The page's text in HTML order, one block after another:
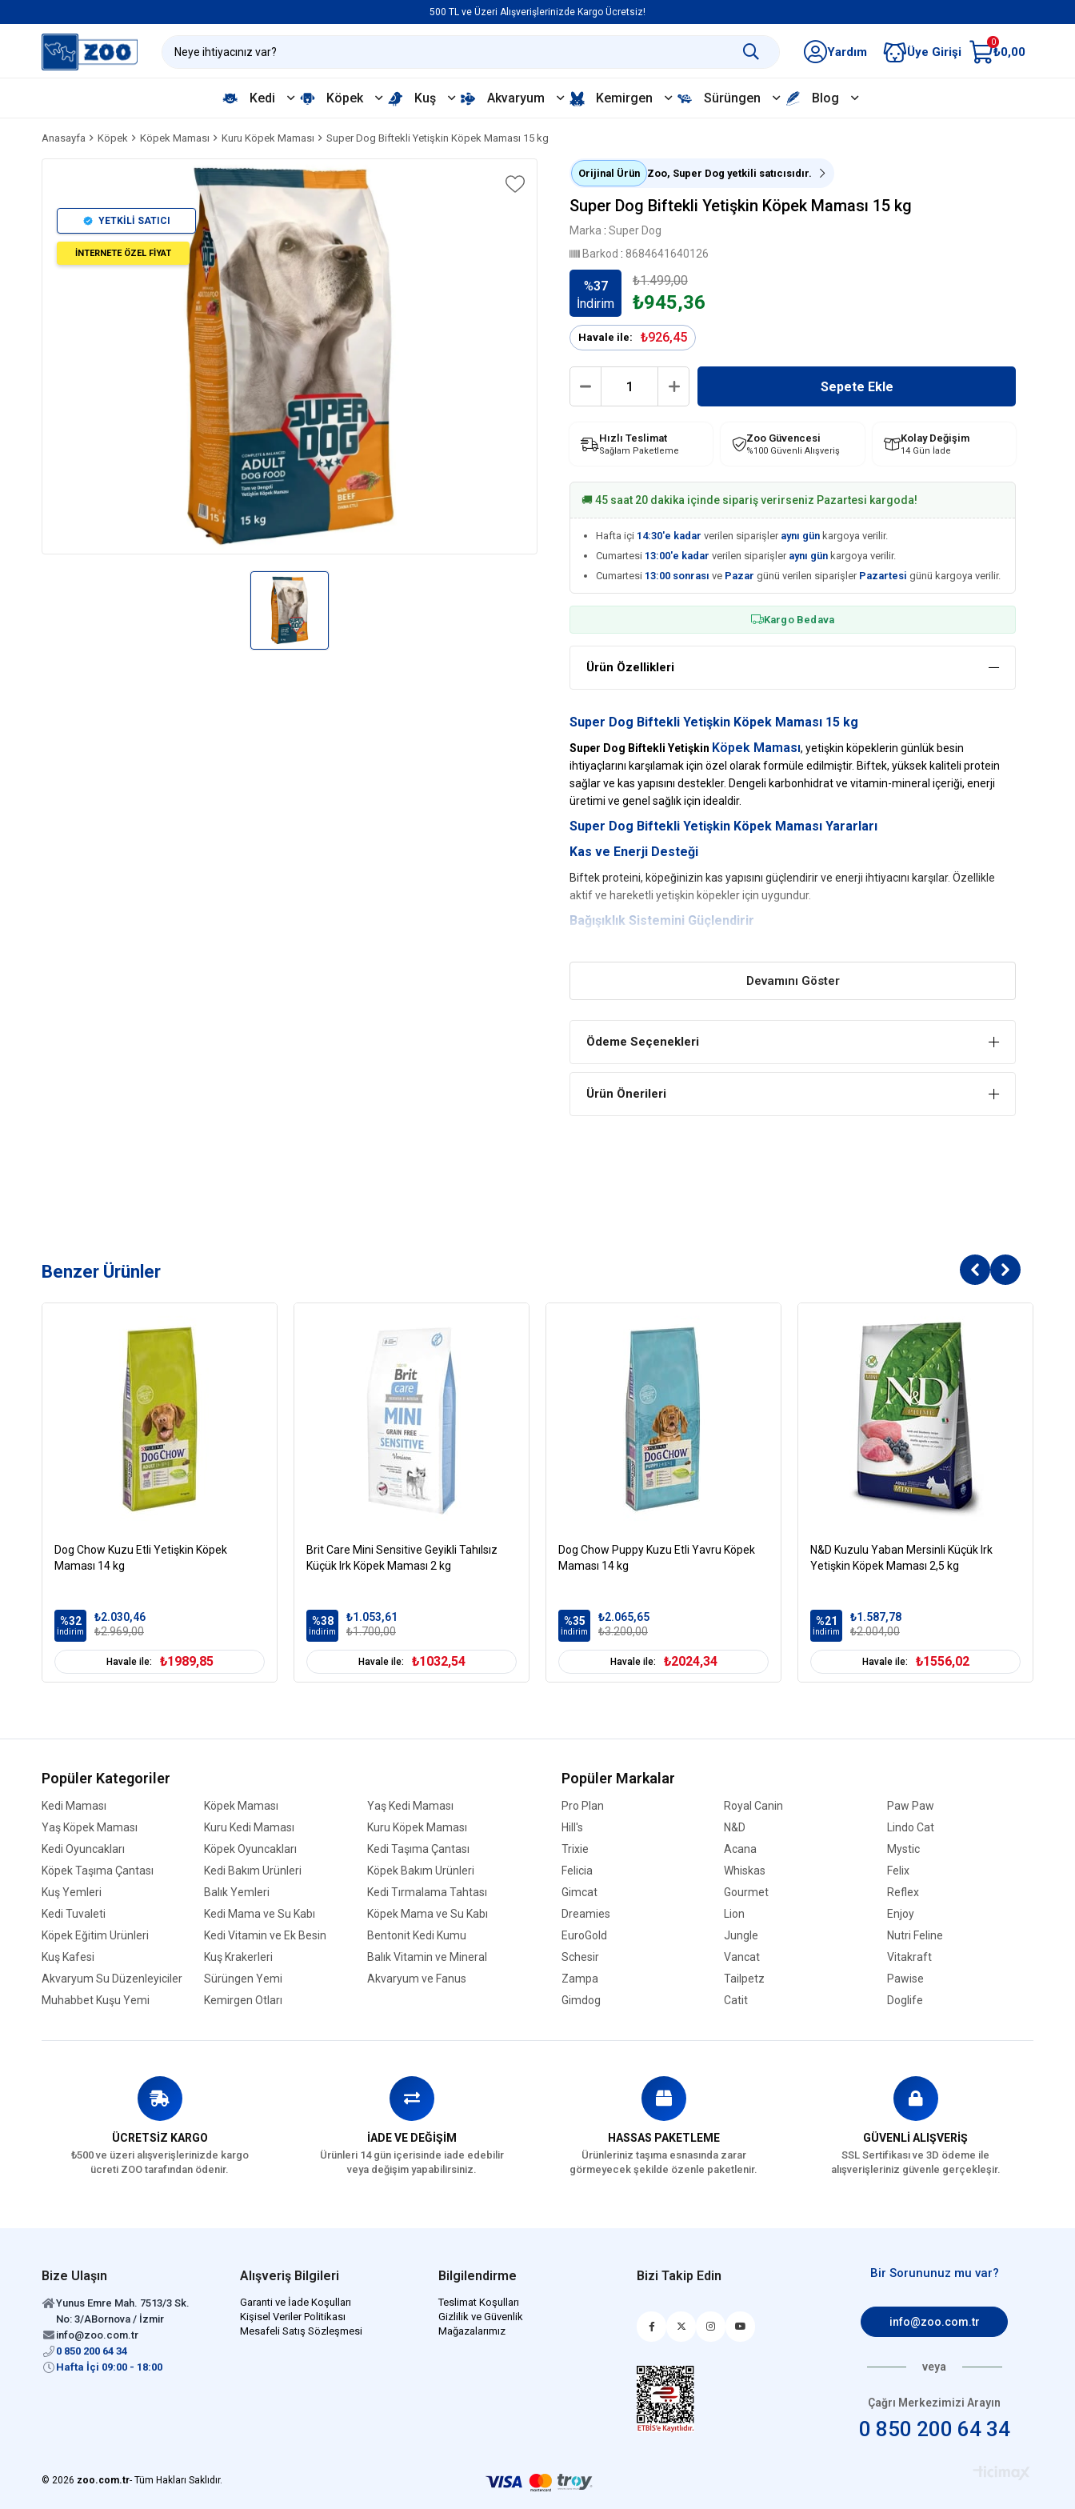
500 TL ve Üzeri Alışverişlerinizde Kargo Ücretsiz!
Yardım Üye Girişi
0
₺0,00
Kedi Köpek Kuş Akvaryum Kemirgen Sürüngen Blog
Anasayfa Köpek Köpek Maması Kuru Köpek Maması Super Dog Biftekli Yetişkin Köpek Maması 15 kg
YETKİLİ SATICI
İNTERNETE ÖZEL FİYAT
Orijinal Ürün Zoo, Super Dog yetkili satıcısıdır.
Super Dog Biftekli Yetişkin Köpek Maması 15 kg
Marka : Super Dog
Barkod : 8684641640126
%37
İndirim
₺1.499,00
₺945,36
Havale ile: ₺926,45
Hızlı Teslimat
Sağlam Paketleme
Zoo Güvencesi
%100 Güvenli Alışveriş
Kolay Değişim
14 Gün İade
🚚 45 saat 20 dakika içinde sipariş verirseniz Pazartesi kargoda!
Hafta içi 14:30'e kadar verilen siparişler aynı gün kargoya verilir.
Cumartesi 13:00'e kadar verilen siparişler aynı gün kargoya verilir.
Cumartesi 13:00 sonrası ve Pazar günü verilen siparişler Pazartesi günü kargoya verilir.
Kargo Bedava
Ürün Özellikleri
Super Dog Biftekli Yetişkin Köpek Maması 15 kg
Super Dog Biftekli Yetişkin Köpek Maması, yetişkin köpeklerin günlük besin
ihtiyaçlarını karşılamak için özel olarak formüle edilmiştir. Biftek, yüksek kaliteli protein
sağlar ve kas yapısını destekler. Dengeli karbonhidrat ve vitamin-mineral içeriği, enerji
üretimi ve genel sağlık için idealdir.
Super Dog Biftekli Yetişkin Köpek Maması Yararları
Kas ve Enerji Desteği
Biftek proteini, köpeğinizin kas yapısını güçlendirir ve enerji ihtiyacını karşılar. Özellikle
aktif ve hareketli yetişkin köpekler için uygundur.
Bağışıklık Sistemini Güçlendirir
hastalıklara karşı direnci artırır ve genel sağlık durumunu iyileştirir.
Sindirim Sistemi Dostu Formül
uygundur. Bağırsak sağlığını destekler ve besin emilimini optimize eder.
ve kuruluk gibi problemleri önler.
Vitamin A: 3.000 IU
Vitamin D3: 300 IU
Vitamin E: 40 mg
Çinko: 12 mg
Manganez: 3 mg
Bakır: 1 mg
İyot: 0,4 mg
Demir: 10 mg
Taurin: 500 mg
Protein: %24
Yağ: %12
Kül: %7
Nem: %10
Omega-3: %0,5
Omega-6: %2,0
Köpek Maması Tahıl
Tüm Irklara Uygun
Köpek Maması İçerik Sığır
Köpek Maması Paket
Boyutu
11-15 kg
Köpek Irk Özelliği Tümüne Uygun
Devamını Göster
Ödeme Seçenekleri
Ürün Önerileri
Benzer Ürünler
Dog Chow Kuzu Etli Yetişkin Köpek
Maması 14 kg
%32
İndirim
₺2.030,46
₺2.969,00
Havale ile: ₺1989,85
Brit Care Mini Sensitive Geyikli Tahılsız
Küçük Irk Köpek Maması 2 kg
%38
İndirim
₺1.053,61
₺1.700,00
Havale ile: ₺1032,54
Dog Chow Puppy Kuzu Etli Yavru Köpek
Maması 14 kg
%35
İndirim
₺2.065,65
₺3.200,00
Havale ile: ₺2024,34
N&D Kuzulu Yaban Mersinli Küçük Irk
Yetişkin Köpek Maması 2,5 kg
%21
İndirim
₺1.587,78
₺2.004,00
Havale ile: ₺1556,02
Popüler Kategoriler
Kedi Maması Köpek Maması
Yaş Kedi Maması
Yaş Köpek Maması
Kuru Kedi Maması
Kuru Köpek Maması
Kedi Oyuncakları
Köpek Oyuncakları
Kedi Taşıma Çantası
Köpek Taşıma Çantası
Kedi Bakım Ürünleri
Köpek Bakım Ürünleri
Kuş Yemleri
Balık Yemleri
Kedi Tırmalama Tahtası
Kedi Tuvaleti
Kedi Mama ve Su Kabı
Köpek Mama ve Su Kabı
Köpek Eğitim Ürünleri
Kedi Vitamin ve Ek Besin
Bentonit Kedi Kumu
Kuş Kafesi
Kuş Krakerleri
Balık Vitamin ve Mineral
Akvaryum Su Düzenleyiciler
Sürüngen Yemi
Akvaryum ve Fanus
Muhabbet Kuşu Yemi
Kemirgen Otları
Popüler Markalar
Pro Plan Royal Canin
Paw Paw
Hill's
N&D
Lindo Cat
Trixie
Acana
Mystic
Felicia
Whiskas
Felix
Gimcat
Gourmet
Reflex
Dreamies
Lion
Enjoy
EuroGold
Jungle
Nutri Feline
Schesir
Vancat
Vitakraft
Zampa
Tailpetz
Pawise
Gimdog
Catit Doglife
ÜCRETSİZ KARGO
₺500 ve üzeri alışverişlerinizde kargo
ücreti ZOO tarafından ödenir.
İADE VE DEĞİŞİM
Ürünleri 14 gün içerisinde iade edebilir
veya değişim yapabilirsiniz.
HASSAS PAKETLEME
Ürünleriniz taşıma esnasında zarar
görmeyecek şekilde özenle paketlenir.
GÜVENLİ ALIŞVERİŞ
SSL Sertifikası ve 3D ödeme ile
alışverişleriniz güvenle gerçekleşir.
Bize Ulaşın
Yunus Emre Mah. 7513/3 Sk.
No: 3/ABornova / İzmir
info@zoo.com.tr
0 850 200 64 34
Hafta İçi 09:00 - 18:00
Alışveriş Bilgileri
Garanti ve İade Koşulları
Kişisel Veriler Politikası
Mesafeli Satış Sözleşmesi
Bilgilendirme
Teslimat Koşulları
Gizlilik ve Güvenlik
Mağazalarımız
Bizi Takip Edin Bir Sorununuz mu var?
info@zoo.com.tr
veya
Çağrı Merkezimizi Arayın
0 850 200 64 34
© 2026 zoo.com.tr- Tüm Hakları Saklıdır.